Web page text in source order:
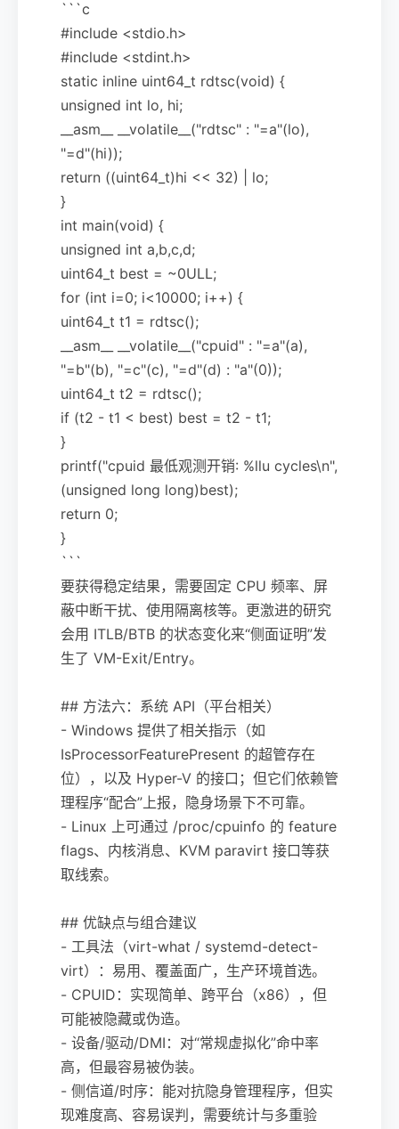
```c
#include <stdio.h>
#include <stdint.h>
static inline uint64_t rdtsc(void) {
unsigned int lo, hi;
__asm__ __volatile__("rdtsc" : "=a"(lo),
"=d"(hi));
return ((uint64_t)hi << 32) | lo;
}
int main(void) {
unsigned int a,b,c,d;
uint64_t best = ~0ULL;
for (int i=0; i<10000; i++) {
uint64_t t1 = rdtsc();
__asm__ __volatile__("cpuid" : "=a"(a),
"=b"(b), "=c"(c), "=d"(d) : "a"(0));
uint64_t t2 = rdtsc();
if (t2 - t1 < best) best = t2 - t1;
}
printf("cpuid 最低观测开销: %llu cycles\n",
(unsigned long long)best);
return 0;
}
```
要获得稳定结果，需要固定 CPU 频率、屏
蔽中断干扰、使用隔离核等。更激进的研究
会用 ITLB/BTB 的状态变化来“侧面证明”发
生了 VM-Exit/Entry。
## 方法六：系统 API（平台相关）
- Windows 提供了相关指示（如
IsProcessorFeaturePresent 的超管存在
位），以及 Hyper-V 的接口；但它们依赖管
理程序“配合”上报，隐身场景下不可靠。
- Linux 上可通过 /proc/cpuinfo 的 feature
flags、内核消息、KVM paravirt 接口等获
取线索。
## 优缺点与组合建议
- 工具法（virt-what / systemd-detect-
virt）：易用、覆盖面广，生产环境首选。
- CPUID：实现简单、跨平台（x86），但
可能被隐藏或伪造。
- 设备/驱动/DMI：对“常规虚拟化”命中率
高，但最容易被伪装。
- 侧信道/时序：能对抗隐身管理程序，但实
现难度高、容易误判，需要统计与多重验